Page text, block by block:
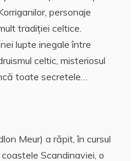
personaje
tradiţiei celtice.
lupte inegale între
celtic, misteriosul
toate secretele…
Meur) a răpit, în cursul
Scandinaviei, o